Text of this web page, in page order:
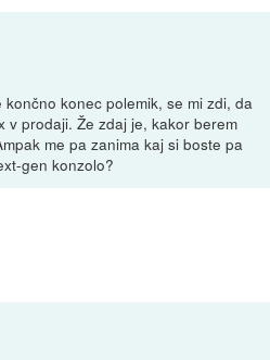
konec polemik, se mi zdi, da
v prodaji. Že zdaj je, kakor berem
me pa zanima kaj si boste pa
gen konzolo?